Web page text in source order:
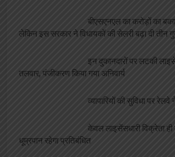
बीएसएनएल का करोड़ों का
लेकिन इस सरकार ने विधायकों की सेलरी बढ़ा दी तीन
इन दुकानदारों पर लटकी
तलवार, पंजीकरण किया गया अनिवार्य
व्यापारियों की सुविधा पर
केवल लाइसेंसधारी विक्रेता
धूम्रपान रहेगा प्रतिबंधित